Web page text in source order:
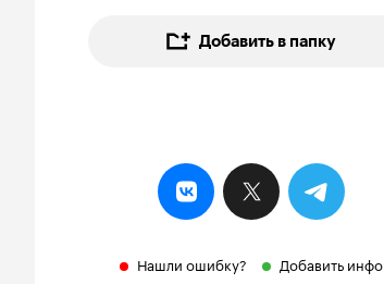
Добавить в папку
Нашли ошибку? Добавить инфо